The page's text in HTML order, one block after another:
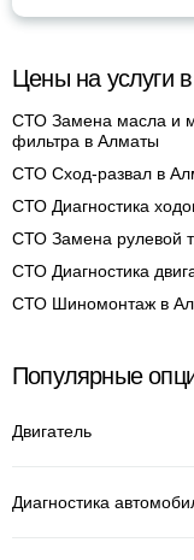
Цены на услуги
СТО Замена масла и
фильтра в Алматы
СТО Сход-развал в
СТО Диагностика
СТО Замена рулевой
СТО Диагностика
СТО Шиномонтаж в
Популярные
Двигатель
Диагностика